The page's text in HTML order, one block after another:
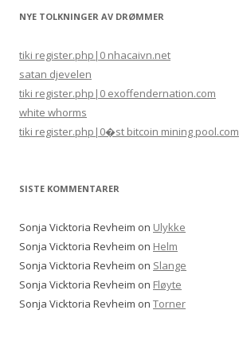
NYE TOLKNINGER AV DRØMMER
tiki register.php|0 nhacaivn.net
satan djevelen
tiki register.php|0 exoffendernation.com
white whorms
tiki register.php|0�st bitcoin mining pool.com
SISTE KOMMENTARER
Sonja Vicktoria Revheim on Ulykke
Sonja Vicktoria Revheim on Helm
Sonja Vicktoria Revheim on Slange
Sonja Vicktoria Revheim on Fløyte
Sonja Vicktoria Revheim on Torner